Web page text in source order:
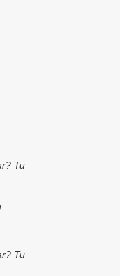
Tu
Tu